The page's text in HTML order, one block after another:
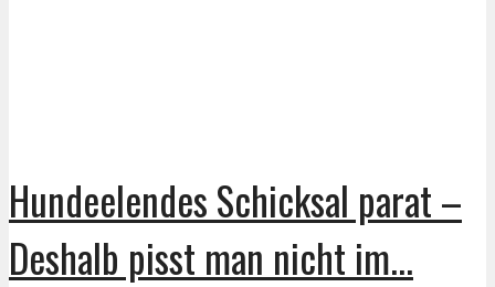
Hundeelendes Schicksal parat –
Deshalb pisst man nicht im...